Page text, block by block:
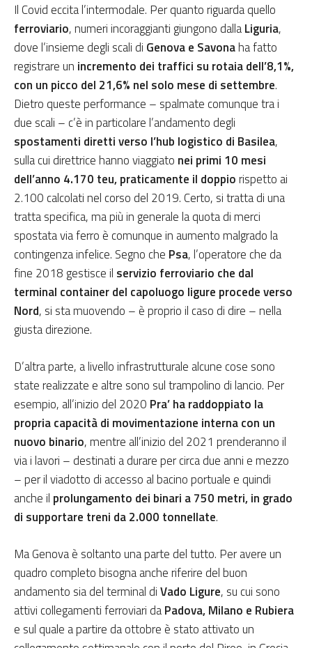
Il Covid eccita l’intermodale. Per quanto riguarda quello
ferroviario, numeri incoraggianti giungono dallaLiguria,
dove l’insieme degli scali di Genova e Savonaha fatto
registrare un incremento dei traffici su rotaia dell’8,1%,
con un picco del 21,6% nel solo mese di settembre.
Dietro queste performance – spalmate comunque tra i
due scali – c’è in particolare l’andamento degli
spostamenti diretti verso l’hub logistico di Basilea,
sulla cui direttrice hanno viaggiato nei primi 10 mesi
dell’anno 4.170 teu, praticamente il doppiorispetto ai
2.100 calcolati nel corso del 2019. Certo, si tratta di una
tratta specifica, ma più in generale la quota di merci
spostata via ferro è comunque in aumento malgrado la
contingenza infelice. Segno che Psa, l’operatore che da
fine 2018 gestisce il servizio ferroviario che dal
terminal container del capoluogo ligure procede verso
Nord, si sta muovendo – è proprio il caso di dire – nella
giusta direzione.
D’altra parte, a livello infrastrutturale alcune cose sono
state realizzate e altre sono sul trampolino di lancio. Per
esempio, all’inizio del 2020 Pra’ ha raddoppiato la
propria capacità di movimentazione interna con un
nuovo binario, mentre all’inizio del 2021 prenderanno il
via i lavori – destinati a durare per circa due anni e mezzo
– per il viadotto di accesso al bacino portuale e quindi
anche il prolungamento dei binari a 750 metri, in grado
di supportare treni da 2.000 tonnellate.
Ma Genova è soltanto una parte del tutto. Per avere un
quadro completo bisogna anche riferire del buon
andamento sia del terminal diVado Ligure, su cui sono
attivi collegamenti ferroviari daPadova, Milano e Rubiera
e sul quale a partire da ottobre è stato attivato un